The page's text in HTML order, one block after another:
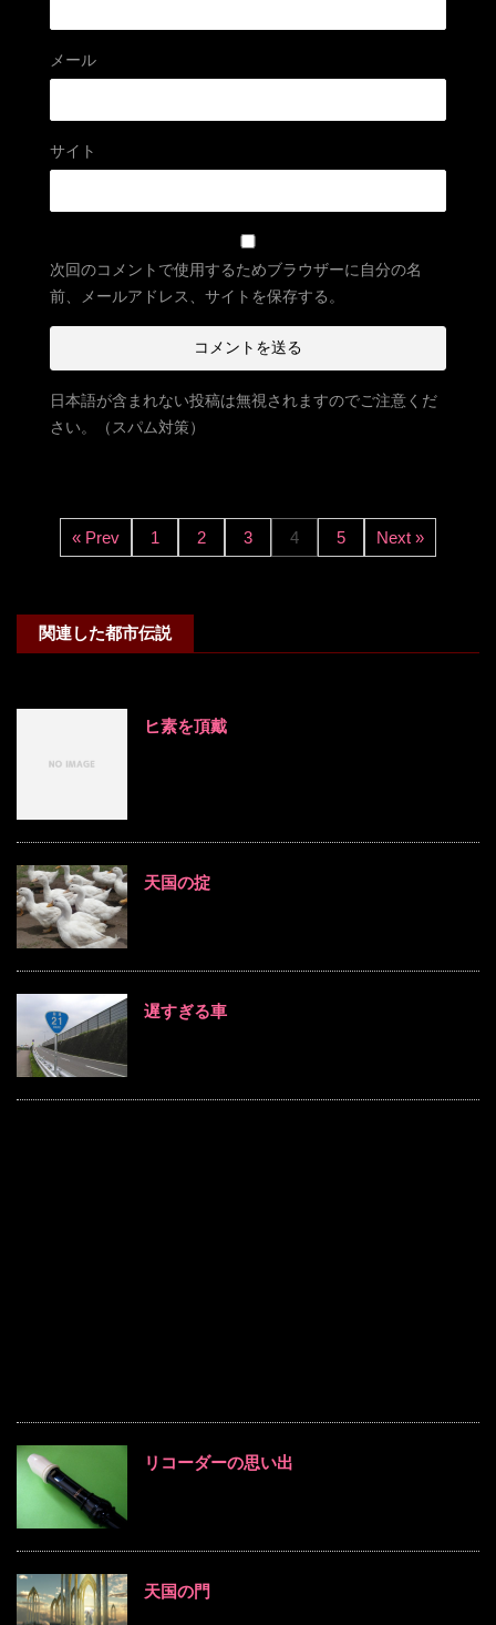
メール
サイト
次回のコメントで使用するためブラウザーに自分の名
前、メールアドレス、サイトを保存する。
日本語が含まれない投稿は無視されますのでご注意くだ
さい。（スパム対策）
« Prev 1 2 3 4 5 Next »
関連した都市伝説
ヒ素を頂戴
天国の掟
遅すぎる車
リコーダーの思い出
天国の門